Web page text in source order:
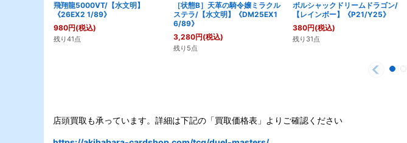
飛翔龍5000VT/【水文明】
《26EX2 1/89》
980円(税込)
残り41点
［状態B］天革の騎令嬢ミラクル
ステラ/【水文明】《DM25EX1
6/89》
3,280円(税込)
残り5点
ボルシャックドリームドラゴン/
【レインボー】《P21/Y25》
380円(税込)
残り31点
店頭買取も承っています。詳細は下記の「買取価格表」よりご確認ください